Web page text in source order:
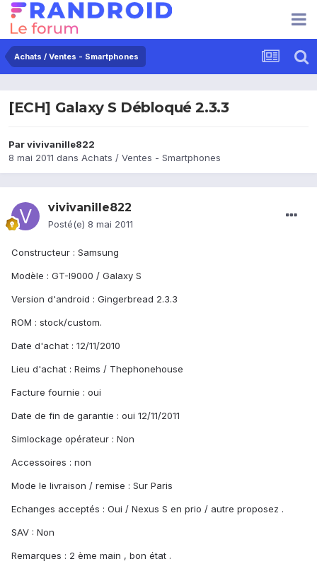
Achats / Ventes - Smartphones
[ECH] Galaxy S Débloqué 2.3.3
Parvivivanille822
8 mai 2011 dans Achats / Ventes - Smartphones
vivivanille822
Posté(e) 8 mai 2011
Constructeur : Samsung
Modèle : GT-I9000 / Galaxy S
Version d'android : Gingerbread 2.3.3
ROM : stock/custom.
Date d'achat : 12/11/2010
Lieu d'achat : Reims / Thephonehouse
Facture fournie : oui
Date de fin de garantie : oui 12/11/2011
Simlockage opérateur : Non
Accessoires : non
Mode le livraison / remise : Sur Paris
Echanges acceptés : Oui / Nexus S en prio / autre proposez .
SAV : Non
Remarques : 2 ème main , bon état .